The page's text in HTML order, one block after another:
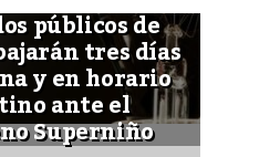
públicos de
tres días
y en horario
ante el
Superniño